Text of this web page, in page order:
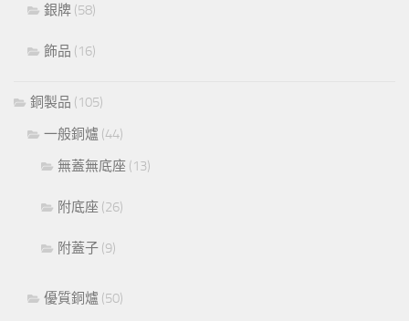
銀牌 (58)
飾品 (16)
銅製品 (105)
一般銅爐 (44)
無蓋無底座 (13)
附底座 (26)
附蓋子 (9)
優質銅爐 (50)